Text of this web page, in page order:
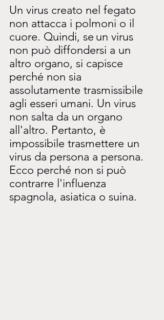
Un virus creato nel fegato
non attacca i polmoni o il
cuore. Quindi, se un virus
non può diffondersi a un
altro organo, si capisce
perché non sia
assolutamente trasmissibile
agli esseri umani. Un virus
non salta da un organo
all'altro. Pertanto, è
impossibile trasmettere un
virus da persona a persona.
Ecco perché non si può
contrarre l'influenza
spagnola, asiatica o suina.